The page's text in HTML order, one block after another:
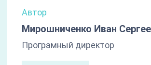
Автор
Мирошниченко Иван
Програмный директор